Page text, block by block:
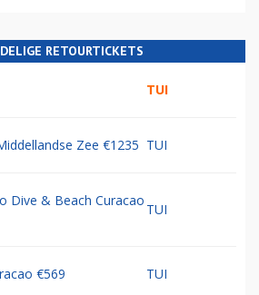
RETOURTICKETS
TUI
Zee €1235 TUI
Dive & Beach Curacao
TUI
€569 TUI